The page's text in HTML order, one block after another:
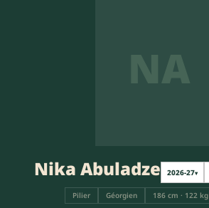
NA
Nika Abuladze 2026-27▾
Pilier Géorgien 186 cm · 122 kg